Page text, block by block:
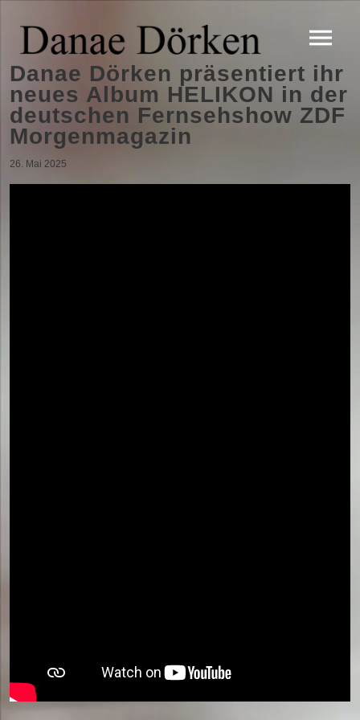
Danae Dörken präsentiert ihr
neues Album HELIKON in der
deutschen Fernsehshow ZDF
Morgenmagazin
26. Mai 2025